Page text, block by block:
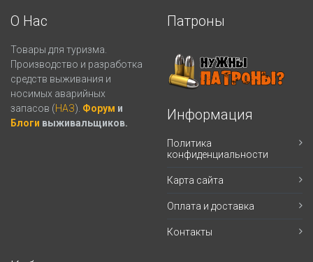
О Нас
Товары для туризма.
Производство и разработка
средств выживания и
носимых аварийных
запасов (НАЗ). Форум и
Блоги выживальщиков.
Патроны
Информация
Политика
конфиденциальности
Карта сайта
Оплата и доставка
Контакты